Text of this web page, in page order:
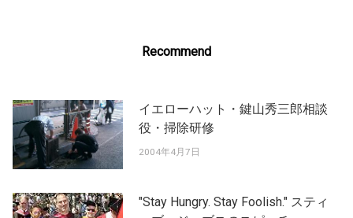
Recommend
イエローハット・鍵山秀三郎相談
役・掃除研修
2004年4月7日
"Stay Hungry. Stay Foolish." スティ